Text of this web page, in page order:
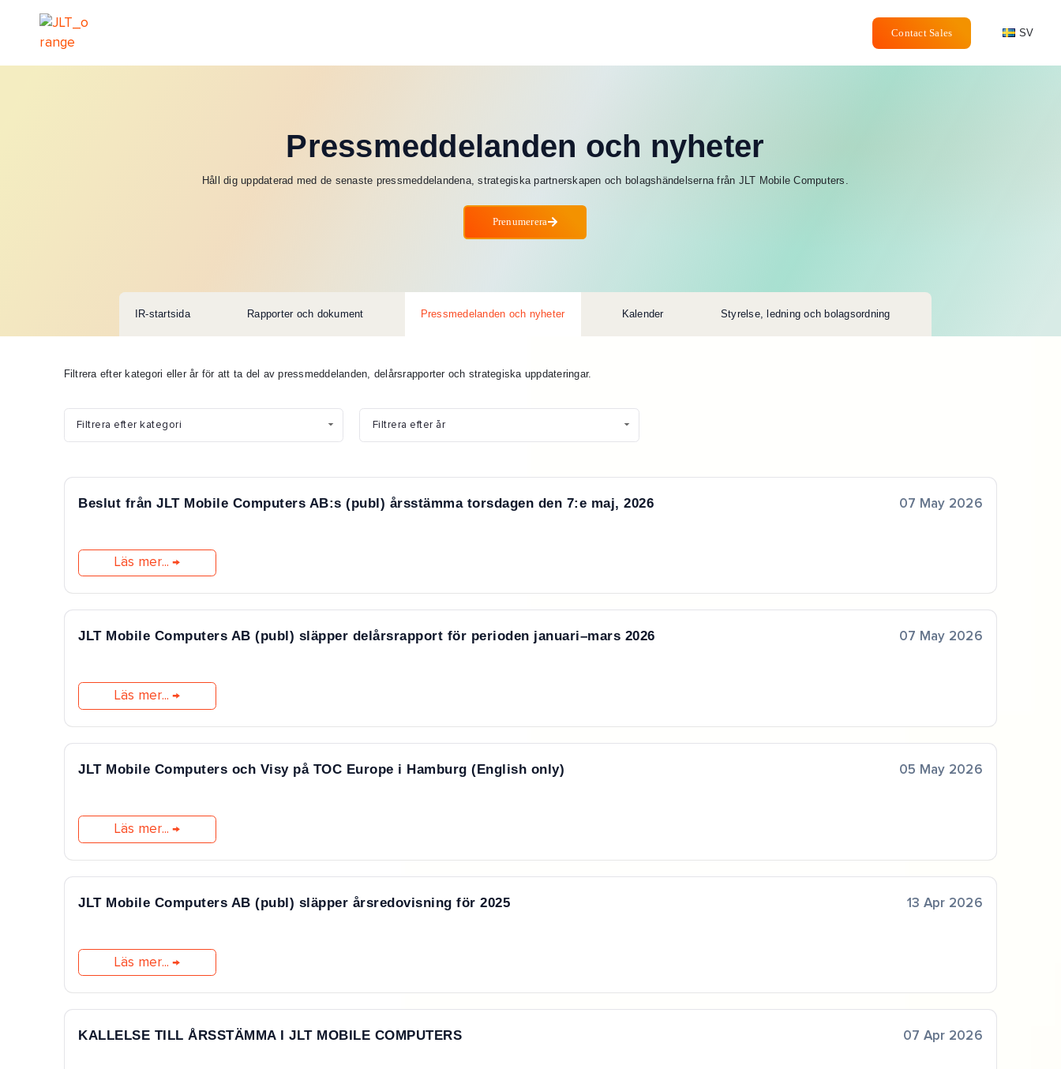
Contact Sales SV
Pressmeddelanden och nyheter
Håll dig uppdaterad med de senaste pressmeddelandena, strategiska partnerskapen och bolagshändelserna från JLT Mobile Computers.
Prenumerera
IR-startsida Rapporter och dokument Pressmedelanden och nyheter Kalender Styrelse, ledning och bolagsordning
Filtrera efter kategori eller år för att ta del av pressmeddelanden, delårsrapporter och strategiska uppdateringar.
07 May 2026
Beslut från JLT Mobile Computers AB:s (publ) årsstämma torsdagen den 7:e maj, 2026
Läs mer...
07 May 2026
JLT Mobile Computers AB (publ) släpper delårsrapport för perioden januari–mars 2026
Läs mer...
05 May 2026
JLT Mobile Computers och Visy på TOC Europe i Hamburg (English only)
Läs mer...
13 Apr 2026
JLT Mobile Computers AB (publ) släpper årsredovisning för 2025
Läs mer...
07 Apr 2026
KALLELSE TILL ÅRSSTÄMMA I JLT MOBILE COMPUTERS